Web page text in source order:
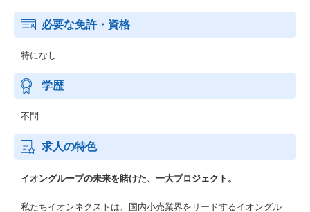
必要な免許・資格
特になし
学歴
不問
求人の特色
イオングループの未来を賭けた、一大プロジェクト。
私たちイオンネクストは、国内小売業界をリードするイオングル